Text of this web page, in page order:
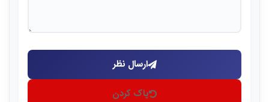
ارسال نظر
پاک کردن